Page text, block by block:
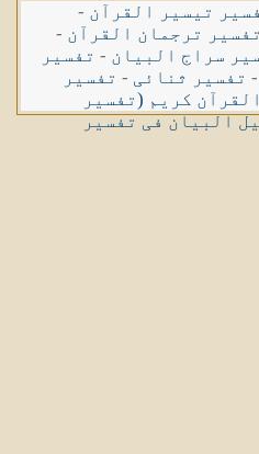
تیسیر القرآن -
تفسیر ترجمان القرآن -
سراج البیان - تفسیر
- تفسیر ثنائی - تفسیر
کریم (تفسیر
البیان فی تفسیر